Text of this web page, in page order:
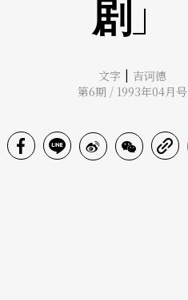
剧」
文字 | 吉诃德
第6期 / 1993年04月号